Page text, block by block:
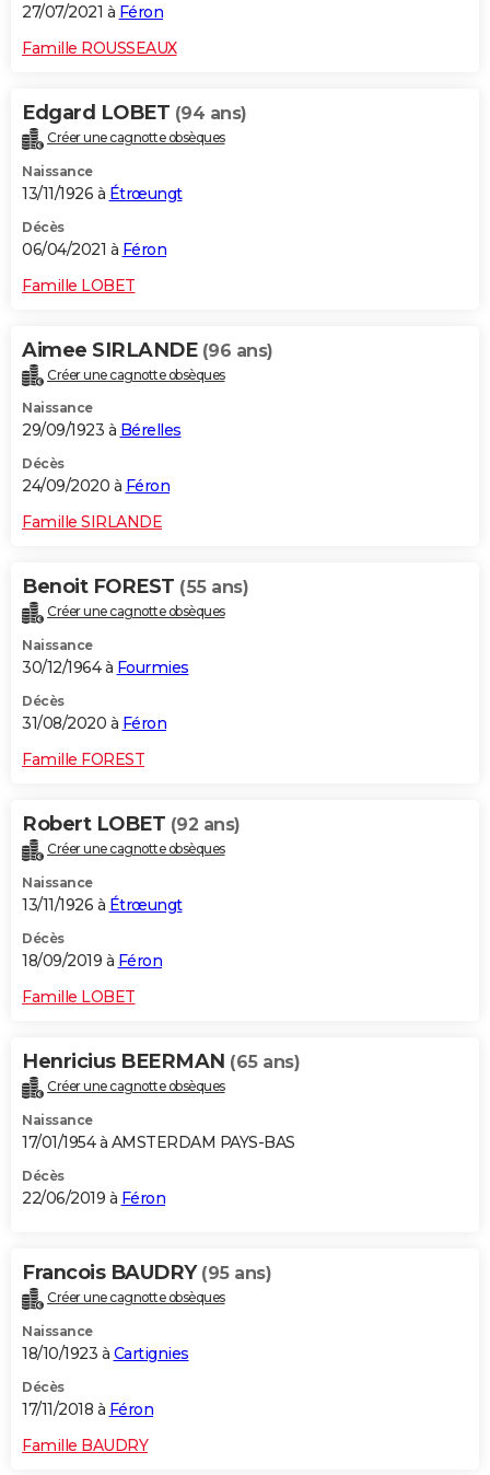
27/07/2021 à Féron
Famille ROUSSEAUX
Edgard LOBET (94 ans)
Créer une cagnotte obsèques
Naissance
13/11/1926 à Étrœungt
Décès
06/04/2021 à Féron
Famille LOBET
Aimee SIRLANDE (96 ans)
Créer une cagnotte obsèques
Naissance
29/09/1923 à Bérelles
Décès
24/09/2020 à Féron
Famille SIRLANDE
Benoit FOREST (55 ans)
Créer une cagnotte obsèques
Naissance
30/12/1964 à Fourmies
Décès
31/08/2020 à Féron
Famille FOREST
Robert LOBET (92 ans)
Créer une cagnotte obsèques
Naissance
13/11/1926 à Étrœungt
Décès
18/09/2019 à Féron
Famille LOBET
Henricius BEERMAN (65 ans)
Créer une cagnotte obsèques
Naissance
17/01/1954 à AMSTERDAM PAYS-BAS
Décès
22/06/2019 à Féron
Francois BAUDRY (95 ans)
Créer une cagnotte obsèques
Naissance
18/10/1923 à Cartignies
Décès
17/11/2018 à Féron
Famille BAUDRY